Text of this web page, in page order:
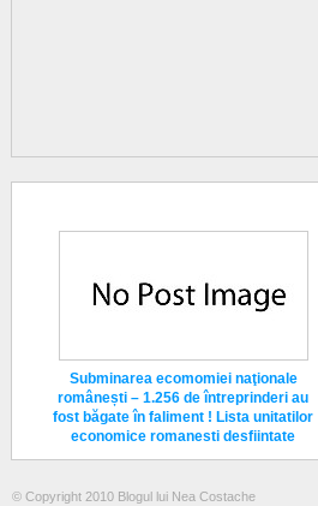
Subminarea ecomomiei naţionale
românești – 1.256 de întreprinderi au
fost băgate în faliment ! Lista unitatilor
economice romanesti desfiintate
© Copyright 2010 Blogul lui Nea Costache